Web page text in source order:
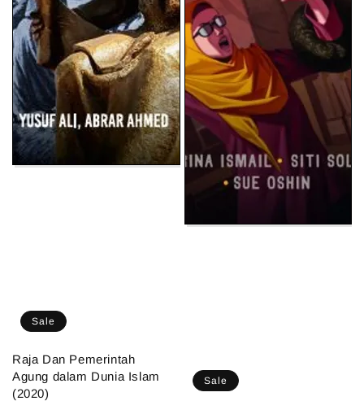
Sale
Raja Dan Pemerintah
Agung dalam Dunia Islam
(2020)
Sale